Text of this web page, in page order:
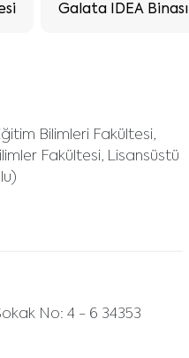
Galata IDEA Binası
Bilimleri Fakültesi,
Fakültesi, Lisansüstü
No: 4 - 6 34353